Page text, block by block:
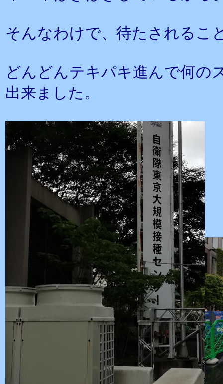
そんなわけで、待たされるこ
どんどんテキパキ進んで何の
出来ました。